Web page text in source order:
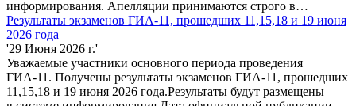
информирования. Апелляции принимаются строго в…
Результаты экзаменов ГИА-11, прошедших 11,15,18 и 19 июня
2026 года
'29 Июня 2026 г.'
Уважаемые участники основного периода проведения
ГИА-11. Получены результаты экзаменов ГИА-11, прошедших
11,15,18 и 19 июня 2026 года.Результаты будут размещены